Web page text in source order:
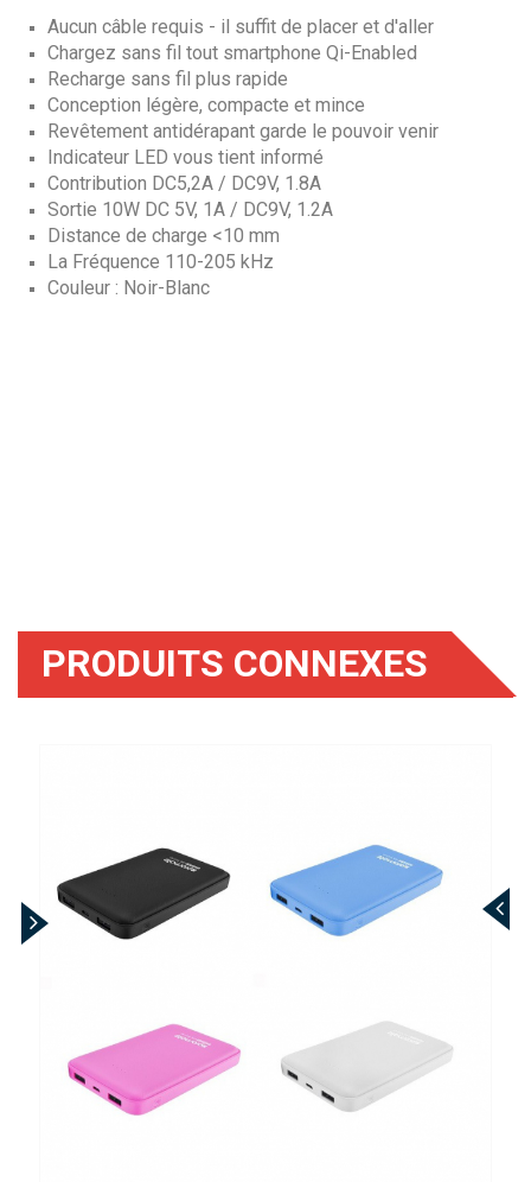
Aucun câble requis - il suffit de placer et d'aller
Chargez sans fil tout smartphone Qi-Enabled
Recharge sans fil plus rapide
Conception légère, compacte et mince
Revêtement antidérapant garde le pouvoir venir
Indicateur LED vous tient informé
Contribution DC5,2A / DC9V, 1.8A
Sortie 10W DC 5V, 1A / DC9V, 1.2A
Distance de charge <10 mm
La Fréquence 110-205 kHz
Couleur : Noir-Blanc
PRODUITS CONNEXES